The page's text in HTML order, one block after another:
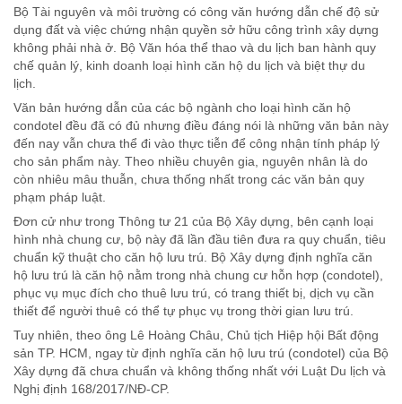
Bộ Tài nguyên và môi trường có công văn hướng dẫn chế độ sử
dụng đất và việc chứng nhận quyền sở hữu công trình xây dựng
không phải nhà ở. Bộ Văn hóa thể thao và du lịch ban hành quy
chế quản lý, kinh doanh loại hình căn hộ du lịch và biệt thự du
lịch.
Văn bản hướng dẫn của các bộ ngành cho loại hình căn hộ
condotel đều đã có đủ nhưng điều đáng nói là những văn bản này
đến nay vẫn chưa thể đi vào thực tiễn để công nhận tính pháp lý
cho sản phẩm này. Theo nhiều chuyên gia, nguyên nhân là do
còn nhiêu mâu thuẫn, chưa thống nhất trong các văn bản quy
phạm pháp luật.
Đơn cử như trong Thông tư 21 của Bộ Xây dựng, bên cạnh loại
hình nhà chung cư, bộ này đã lần đầu tiên đưa ra quy chuẩn, tiêu
chuẩn kỹ thuật cho căn hộ lưu trú. Bộ Xây dựng định nghĩa căn
hộ lưu trú là căn hộ nằm trong nhà chung cư hỗn hợp (condotel),
phục vụ mục đích cho thuê lưu trú, có trang thiết bị, dịch vụ cần
thiết để người thuê có thể tự phục vụ trong thời gian lưu trú.
Tuy nhiên, theo ông Lê Hoàng Châu, Chủ tịch Hiệp hội Bất động
sản TP. HCM, ngay từ định nghĩa căn hộ lưu trú (condotel) của Bộ
Xây dựng đã chưa chuẩn và không thống nhất với Luật Du lịch và
Nghị định 168/2017/NĐ-CP.